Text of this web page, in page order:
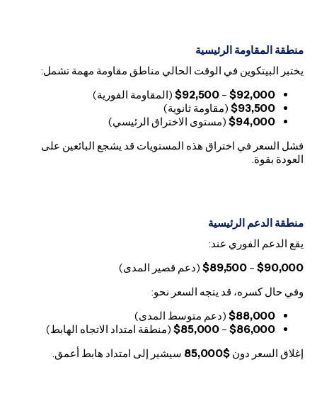
منطقة المقاومة الرئيسية
يختبر البيتكوين في الوقت الحالي مناطق مقاومة مهمة تشمل:
$92,000
–
$92,500 (المقاومة الفورية)
$93,500 (مقاومة ثانوية)
$94,000 (مستوى الاختراق الرئيسي)
فشل السعر في اختراق هذه المستويات قد يشجع البائعين على
العودة بقوة.
منطقة الدعم الرئيسية
يقع الدعم الفوري عند:
$90,000
–
$89,500 (دعم قصير المدى)
وفي حال كسره، قد يتجه السعر نحو:
$88,000 (دعم متوسط المدى)
$86,000
–
$85,000 (منطقة امتداد الاتجاه الهابط)
إغلاق السعر دون$85,000 سيشير إلى امتداد هابط أعمق.